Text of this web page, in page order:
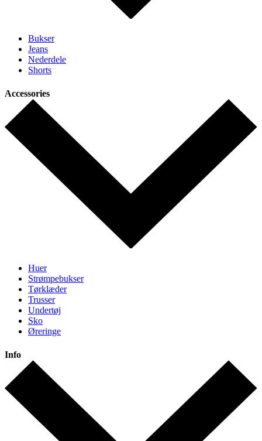
Bukser
Jeans
Nederdele
Shorts
Accessories
Huer
Strømpebukser
Tørklæder
Trusser
Undertøj
Sko
Øreringe
Info